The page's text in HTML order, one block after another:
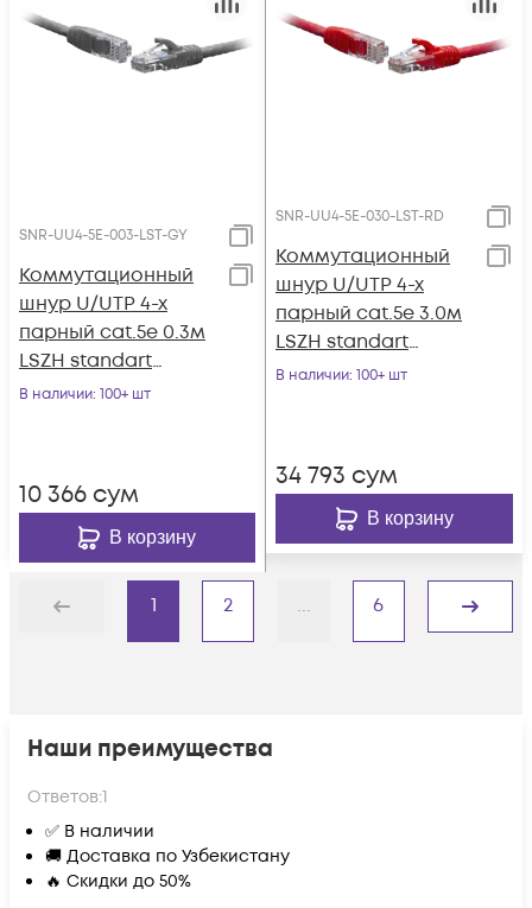
SNR-UU4-5E-003-LST-GY
Коммутационный
шнур U/UTP 4-х
парный cat.5e 0.3м
LSZH standart
серый
В наличии: 100+ шт
10 366 сум
В корзину
SNR-UU4-5E-030-LST-RD
Коммутационный
шнур U/UTP 4-х
парный cat.5e 3.0м
LSZH standart
красный
В наличии: 100+ шт
34 793 сум
В корзину
Назад
1 2 ... 6
Дальше
Наши преимущества
Ответов:1
✅ В наличии
🚚 Доставка по Узбекистану
🔥 Скидки до 50%